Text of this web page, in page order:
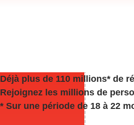
Déjà plus de 110 millions* de
Rejoignez les millions de
* Sur une période de 18 à 22